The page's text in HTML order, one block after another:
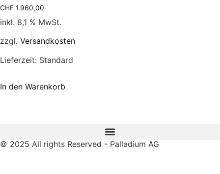
CHF 1.960,00
inkl. 8,1 % MwSt.
zzgl. Versandkosten
Lieferzeit: Standard
In den Warenkorb
© 2025 All rights Reserved - Palladium AG